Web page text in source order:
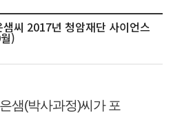
씨 2017년 청암재단 사이언스
)
샘(박사과정)씨가 포